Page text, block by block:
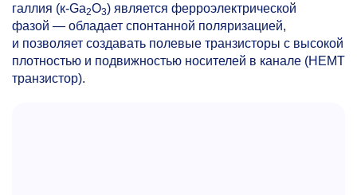
галлия (к-Ga2O3) является ферроэлектрической
фазой — обладает спонтанной поляризацией,
и позволяет создавать полевые транзисторы c высокой
плотностью и подвижностью носителей в канале (HEMT
транзистор).